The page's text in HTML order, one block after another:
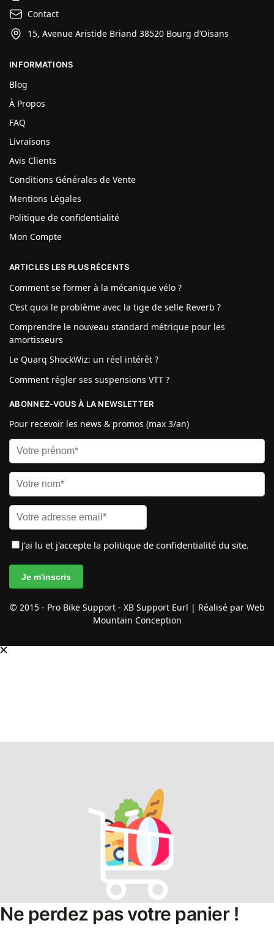
Contact
15, Avenue Aristide Briand 38520 Bourg d’Oisans
INFORMATIONS
Blog
À Propos
FAQ
Livraisons
Avis Clients
Conditions Générales de Vente
Mentions Légales
Politique de confidentialité
Mon Compte
ARTICLES LES PLUS RÉCENTS
Comment se former à la mécanique vélo ?
C’est quoi le problème avec la tige de selle Reverb ?
Comprendre le nouveau standard métrique pour les
amortisseurs
Le Quarq ShockWiz: un réel intérêt ?
Comment régler ses suspensions VTT ?
ABONNEZ-VOUS À LA NEWSLETTER
Pour recevoir les news & promos (max 3/an)
J'ai lu et j'accepte la politique de confidentialité du site.
© 2015 - Pro Bike Support - XB Support Eurl | Réalisé par Web
Mountain Conception
Ne perdez pas votre panier !